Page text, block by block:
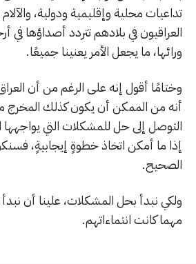
تداعيات محلية وإقليمية ودولية، والآلام
العراقيون في بلادهم تتردد أصداؤها في
ورائها، ما يجعل الأمر يعنينا جميعًا.
وختامًا أقول إنه على الرغم من أن
أنه من الممكن أن يكون كذلك المخرج
التوصل إلى حل للمشكلات التي يواجهها
إذا ما أمكن اتخاذ خطوةٍ إيجابيةٍ،
الصحيح.
ولكي نبدأ بحل المشكلات، علينا أن نبدأ
مهما كانت انتماءاتهم.